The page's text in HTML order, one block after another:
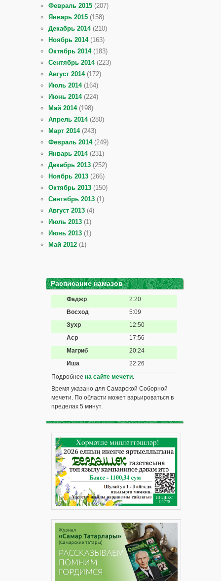
Февраль 2015 (207)
Январь 2015 (158)
Декабрь 2014(210)
Ноябрь 2014(163)
Октябрь 2014(183)
Сентябрь 2014(223)
Август 2014(172)
Июль 2014(164)
Июнь 2014(224)
Май 2014(198)
Апрель 2014(280)
Март 2014(243)
Февраль 2014(249)
Январь 2014(231)
Декабрь 2013 (252)
Ноябрь 2013 (266)
Октябрь 2013 (150)
Сентябрь 2013 (1)
Август 2013 (4)
Июль 2013 (1)
Июнь 2013 (1)
Май 2012 (1)
Расписание намазов
Фаджр
2:20
Восход
5:09
Зухр
12:50
Аср
17:56
Магриб
20:24
Иша
22:26
Подробнее на сайте мечети.
Время указано для Самарской Соборной
мечети. По области может варьироваться в
пределах 5 минут.